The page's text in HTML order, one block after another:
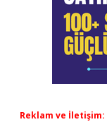
Reklam ve İletişim: